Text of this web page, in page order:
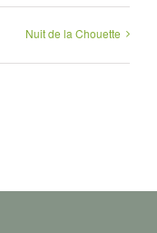
Nuit de la Chouette